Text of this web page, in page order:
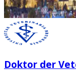
Doktor der